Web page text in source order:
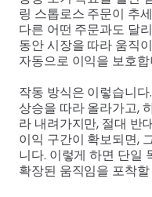
링 스톱로스 주문이 추
다른 어떤 주문과도 달
동안 시장을 따라 움직
자동으로 이익을 보호합
작동 방식은 이렇습니
상승을 따라 올라가고,
라 내려가지만, 절대 반
이익 구간이 확보되면,
니다. 이렇게 하면 단일
확장된 움직임을 포착